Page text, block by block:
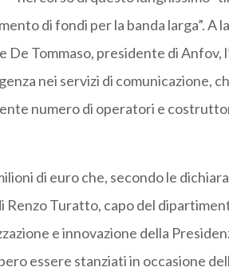
di fondi per la banda larga”. A
De Tommaso, presidente di Anfov,
nei servizi di comunicazione,
numero di operatori e
di euro che, secondo le
Renzo Turatto, capo del
e innovazione della
essere stanziati in occasione